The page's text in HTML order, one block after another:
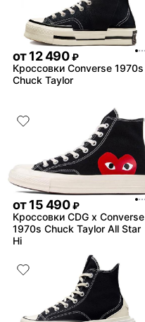
от12 490 ₽
Кроссовки Converse 1970s
Chuck Taylor
от15 490 ₽
Кроссовки CDG x Converse
1970s Chuck Taylor All Star
Hi